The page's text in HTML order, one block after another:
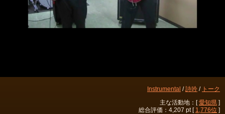
Instrumental /詩吟 / トーク
主な活動地：[愛知県 ]
総合評価：4,207 pt [ 1,776位 ]